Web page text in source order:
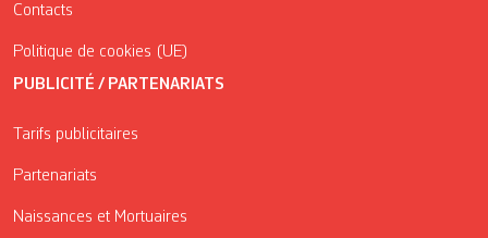
Contacts
Politique de cookies (UE)
PUBLICITÉ / PARTENARIATS
Tarifs publicitaires
Partenariats
Naissances et Mortuaires